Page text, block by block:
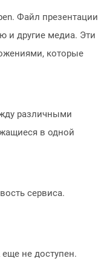
Файл презентации
и другие медиа. Эти
которые
различными
в одной
сервиса.
не доступен.